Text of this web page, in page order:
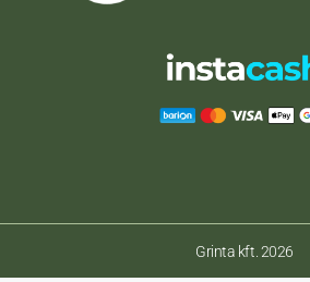
Grinta kft. 2026